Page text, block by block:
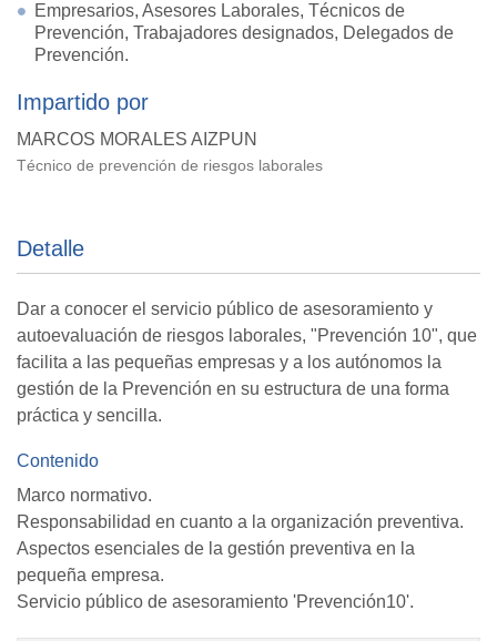
Empresarios, Asesores Laborales, Técnicos de
Prevención, Trabajadores designados, Delegados de
Prevención.
Impartido por
MARCOS MORALES AIZPUN
Técnico de prevención de riesgos laborales
Detalle
Dar a conocer el servicio público de asesoramiento y
autoevaluación de riesgos laborales, "Prevención 10", que
facilita a las pequeñas empresas y a los autónomos la
gestión de la Prevención en su estructura de una forma
práctica y sencilla.
Contenido
Marco normativo.
Responsabilidad en cuanto a la organización preventiva.
Aspectos esenciales de la gestión preventiva en la
pequeña empresa.
Servicio público de asesoramiento 'Prevención10'.